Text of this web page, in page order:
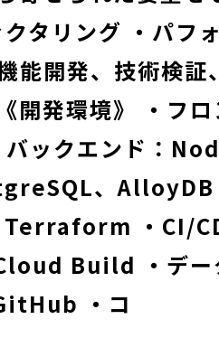
タリング ・パフ
能開発、技術検証
開発環境》 ・フロ
ックエンド：
、AlloyDB
・CI/
Build ・デー
・コ